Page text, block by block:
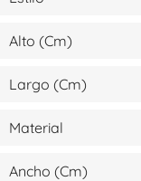
Alto (cm)
Largo (cm)
Material
Ancho (cm)